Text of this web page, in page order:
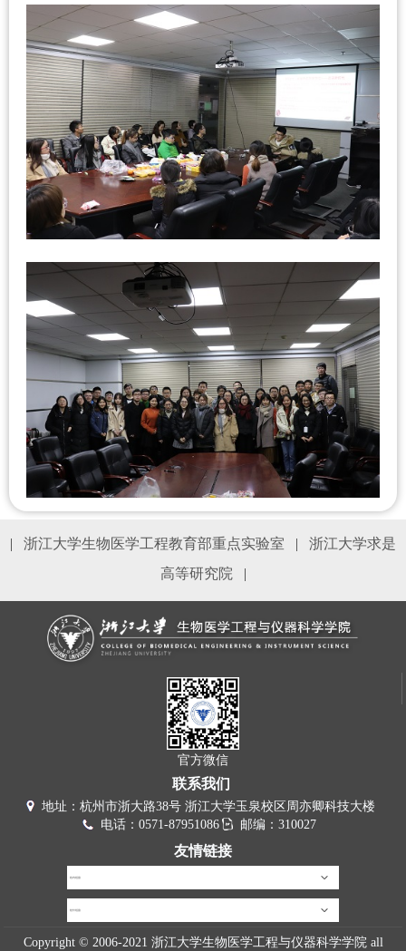
| 浙江大学生物医学工程教育部重点实验室 |
浙江大学求是
高等研究院
|
官方微信
联系我们
地址：杭州市浙大路38号 浙江大学玉泉校区周亦卿科技大楼
电话：0571-87951086
邮编：310027
友情链接
校内链接
校外链接
Copyright © 2006-2021 浙江大学生物医学工程与仪器科学学院 all